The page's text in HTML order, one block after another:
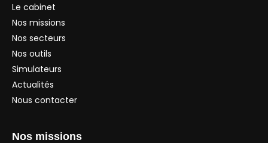
Le cabinet
Nos missions
Nos secteurs
Nos outils
Simulateurs
Actualités
Nous contacter
Nos missions